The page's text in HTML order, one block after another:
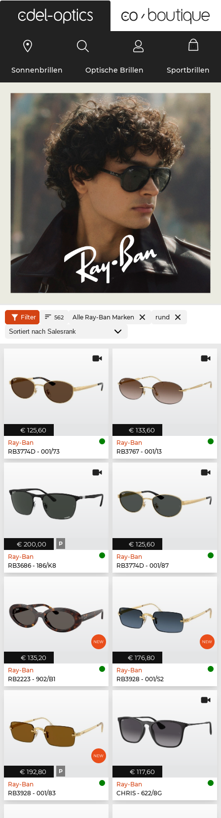
Sonnenbrillen Optische Brillen Sportbrillen
Filter 562 Alle Ray-Ban Marken rund
€ 125,60
Ray-Ban
RB3774D - 001/73
€ 133,60
Ray-Ban
RB3767 - 001/13
€ 200,00 P
Ray-Ban
RB3686 - 186/K8
€ 125,60
Ray-Ban
RB3774D - 001/87
€ 135,20
Ray-Ban
RB2223 - 902/B1
€ 176,80
Ray-Ban
RB3928 - 001/S2
€ 192,80 P
Ray-Ban
RB3928 - 001/83
€ 117,60
Ray-Ban
CHRIS - 622/8G